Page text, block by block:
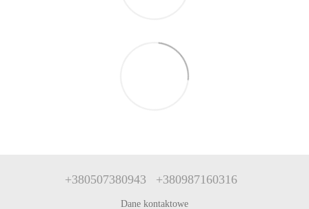
+380507380943 +380987160316
Dane kontaktowe